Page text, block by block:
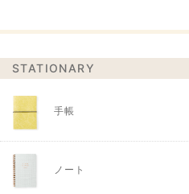
STATIONARY
手帳
ノート